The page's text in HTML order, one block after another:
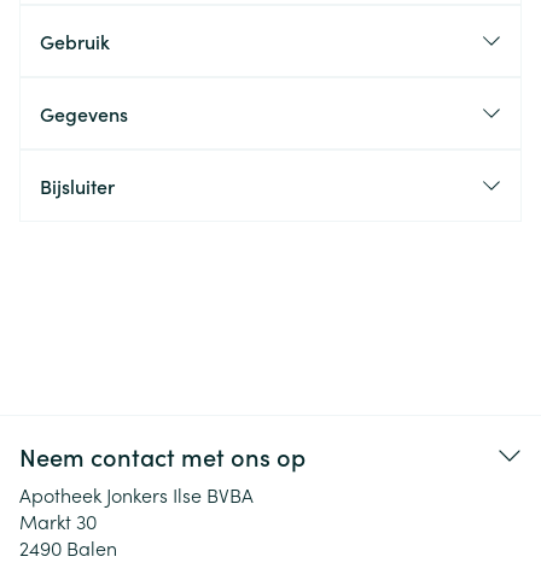
Gebruik
Gegevens
Bijsluiter
Neem contact met ons op
Apotheek Jonkers Ilse BVBA
Markt 30
2490 Balen